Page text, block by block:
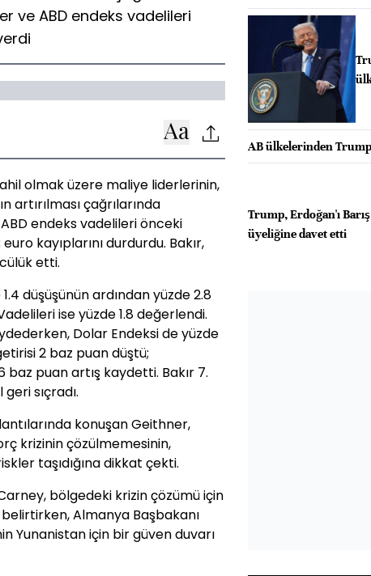
ve ABD endeks vadelileri
olmak üzere maliye liderlerinin,
artırılması çağrılarında
endeks vadelileri önceki
kayıplarını durdurdu. Bakır,
etti.
düşüşünün ardından yüzde 2.8
ise yüzde 1.8 değerlendi.
Dolar Endeksi de yüzde
2 baz puan düştü;
baz puan artış kaydetti. Bakır 7.
sıçradı.
konuşan Geithner,
krizinin çözülmemesinin,
taşıdığına dikkat çekti.
bölgedeki krizin çözümü için
Almanya Başbakanı
Yunanistan için bir güven duvarı
AB ülkelerinden
Trump, Erdoğan'ı
üyeliğine davet etti